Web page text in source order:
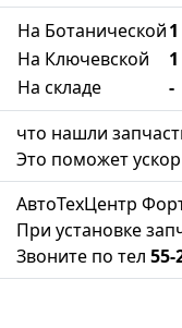
На Ботанической
На Ключевской
На складе
-
что нашли
Это поможет
АвтоТехЦентр
При установке
Звоните по тел 55-